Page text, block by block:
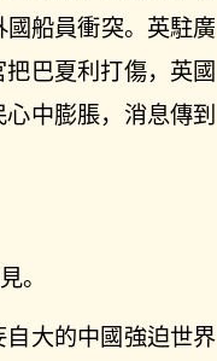
船員衝突。英駐廣
巴夏利打傷，英國
中膨脹，消息傳到
。
大的中國強迫世界